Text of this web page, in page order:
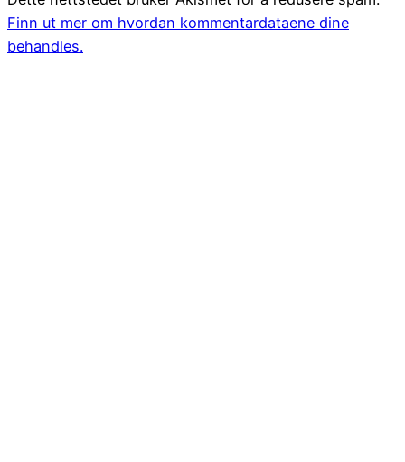
Finn ut mer om hvordan kommentardataene dine
behandles.